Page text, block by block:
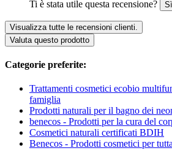
Ti è stata utile questa recensione? Sì
Visualizza tutte le recensioni clienti.
Valuta questo prodotto
Categorie preferite:
Trattamenti cosmetici ecobio
famiglia
Prodotti naturali per il bagno dei
benecos - Prodotti per la cura del
Cosmetici naturali certificati BDIH
Benecos - Prodotti cosmetici per